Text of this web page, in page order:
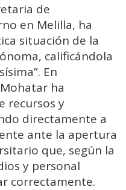
de
en Melilla, ha
situación de la
calificándola
En
ha
recursos y
directamente a
ante la apertura
que, según la
y personal
correctamente.